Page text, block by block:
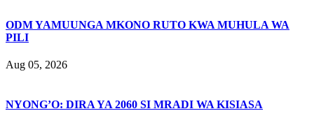
ODM YAMUUNGA MKONO RUTO KWA MUHULA WA
PILI
Aug 05, 2026
NYONG’O: DIRA YA 2060 SI MRADI WA KISIASA